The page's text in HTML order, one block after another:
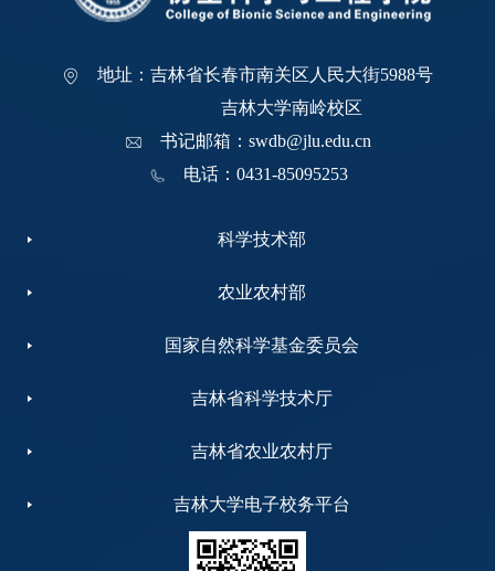
地址：吉林省长春市南关区人民大街5988号
吉林大学南岭校区
书记邮箱：swdb@jlu.edu.cn
电话：0431-85095253
科学技术部
农业农村部
国家自然科学基金委员会
吉林省科学技术厅
吉林省农业农村厅
吉林大学电子校务平台